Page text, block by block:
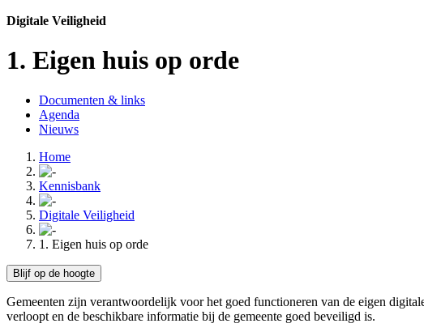
Digitale Veiligheid
1. Eigen huis op orde
Documenten & links
Agenda
Nieuws
Home
Kennisbank
Digitale Veiligheid
1. Eigen huis op orde
Blijf op de hoogte
Gemeenten zijn verantwoordelijk voor het goed functioneren van de eigen
verloopt en de beschikbare informatie bij de gemeente goed beveiligd is.